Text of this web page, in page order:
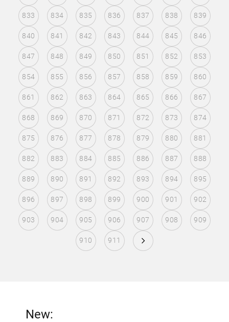
833 834 835 836 837 838 839
840 841 842 843 844 845 846
847 848 849 850 851 852 853
854 855 856 857 858 859 860
861 862 863 864 865 866 867
868 869 870 871 872 873 874
875 876 877 878 879 880 881
882 883 884 885 886 887 888
889 890 891 892 893 894 895
896 897 898 899 900 901 902
903 904 905 906 907 908 909
910 911
New: